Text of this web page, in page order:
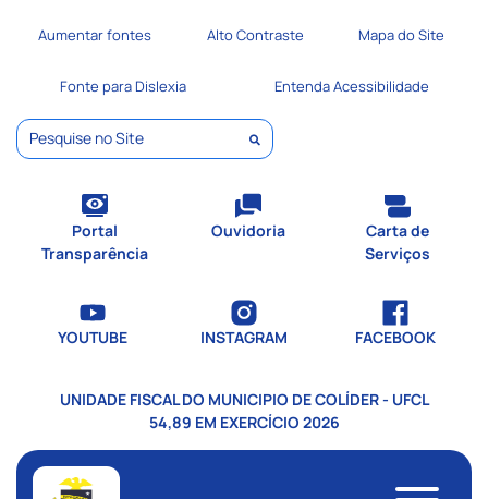
Seção de atalhos e links
Ir para o menu [alt+2]
Ir para a busca [alt+3]
Ir para o rodapé [alt+4]
Aumentar fontes Alto Contraste Mapa do Site
Fonte para Dislexia Entenda Acessibilidade
Pesquisar
Portal
Transparência
Ouvidoria
Carta de
Serviços
YOUTUBE INSTAGRAM FACEBOOK
UNIDADE FISCAL DO MUNICIPIO DE COLÍDER - UFCL
54,89 EM EXERCÍCIO 2026
Seção do menu principal